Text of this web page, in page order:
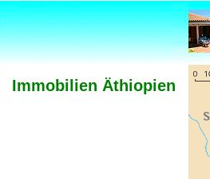
Immobilien Äthiopien